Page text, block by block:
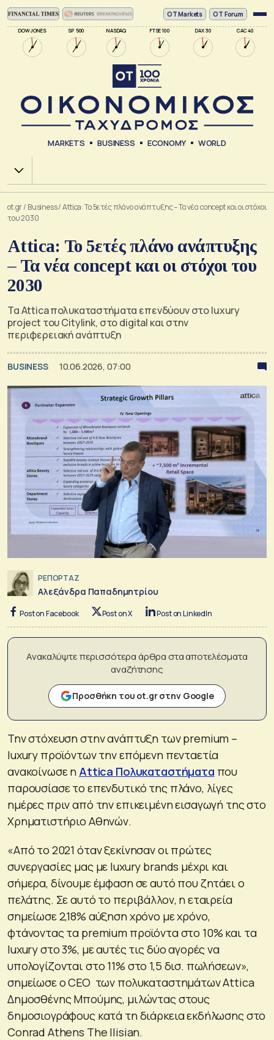
DOW JONES SP 500 NASDAQ FTSE 100 DAX 30 CAC 40
ΟΤ Markets OT Forum
MARKETS BUSINESS ECONOMY WORLD
Χ.Α.
ot.gr/ Business/Attica: Το 5ετές πλάνο ανάπτυξης – Τα νέα concept και οι στόχοι
του 2030
Attica: Το 5ετές πλάνο ανάπτυξης
– Τα νέα concept και οι στόχοι του
2030
Τα Attica πολυκαταστήματα επενδύουν στο luxury
project του Citylink, στο digital και στην
περιφερειακή ανάπτυξη
BUSINESS 10.06.2026, 07:00
ΡΕΠΟΡΤΑΖ
Αλεξάνδρα Παπαδημητρίου
Post on Facebook Post on X Post on LinkedIn
Ανακαλύψτε περισσότερα άρθρα στα αποτελέσματα
αναζήτησης
Προσθήκη του ot.gr στην Google
Την στόχευση στην ανάπτυξη των premium –
luxury προϊόντων την επόμενη πενταετία
ανακοίνωσε η Attica Πολυκαταστήματα που
παρουσίασε το επενδυτικό της πλάνο, λίγες
ημέρες πριν από την επικειμένη εισαγωγή της στο
Χρηματιστήριο Αθηνών.
«Από το 2021 όταν ξεκίνησαν οι πρώτες
συνεργασίες μας με luxury brands μέχρι και
σήμερα, δίνουμε έμφαση σε αυτό που ζητάει ο
πελάτης. Σε αυτό το περιβάλλον, η εταιρεία
σημείωσε 2,18% αύξηση χρόνο με χρόνο,
φτάνοντας τα premium προϊόντα στο 10% και τα
luxury στο 3%, με αυτές τις δύο αγορές να
υπολογίζονται στο 11% στο 1,5 δισ. πωλήσεων»,
σημείωσε ο CEO των πολυκαταστημάτων Attica
Δημοσθένης Μπούμης, μιλώντας στους
δημοσιογράφους κατά τη διάρκεια εκδήλωσης στο
Conrad Athens The Ilisian.